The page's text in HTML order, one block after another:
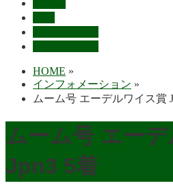
HOME »
インフォメーション »
ムーム号 エーデルワイス賞
ムーム号 エー
Jpn3 5着